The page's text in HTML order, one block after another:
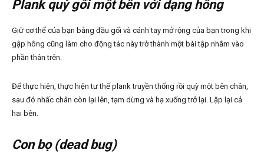
Plank quỳ gối một bên với dạng hông
Giữ cơ thể của bạn bằng đầu gối và cánh tay mở rộng của bạn trong khi
gập hông cũng làm cho động tác này trở thành một bài tập nhắm vào
phần thân trên.
Để thực hiện, thực hiện tư thế plank truyền thống rồi quỳ một bên chân,
sau đó nhấc chân còn lại lên, tạm dừng và hạ xuống trở lại. Lặp lại cả
hai bên.
Con bọ (dead bug)